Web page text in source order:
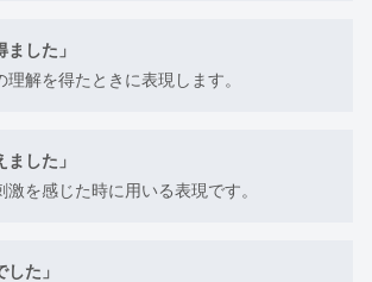
ました」
解を得たときに表現します。
ました」
を感じた時に用いる表現です。
した」